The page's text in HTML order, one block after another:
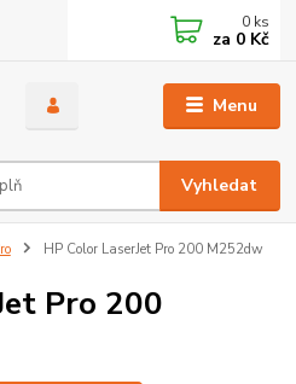
Menu
Vyhledat
0 ks
za 0 Kč
HP Color LaserJet Pro 200 M252dw
Pro 200